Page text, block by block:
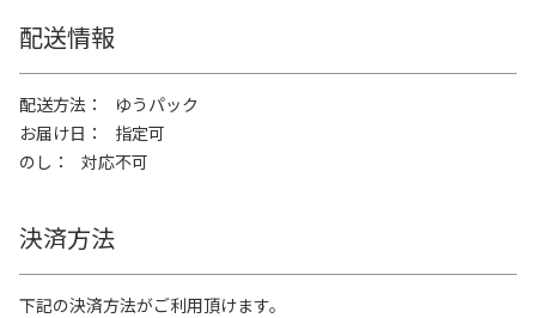
配送情報
配送方法
ゆうパック
お届け日
指定可
のし
対応不可
決済方法
下記の決済方法がご利用頂けます。